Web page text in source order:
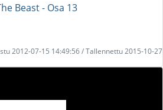
Beast - Osa 13
2012-07-15 14:49:56 / Tallennettu 2015-10-27